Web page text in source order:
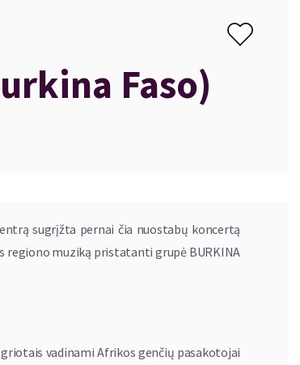
Faso)
sugrįžta pernai čia nuostabų koncertą
regiono muziką pristatanti grupė BURKINA
vadinami Afrikos genčių pasakotojai